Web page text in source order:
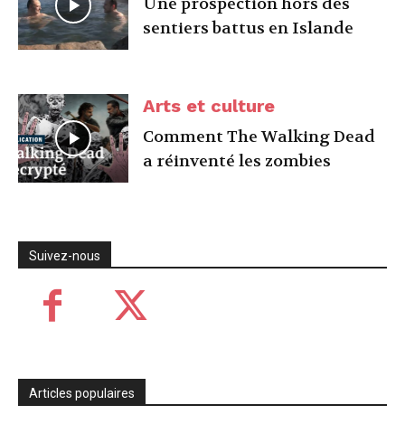
Une prospection hors des
sentiers battus en Islande
Arts et culture
Comment The Walking Dead
a réinventé les zombies
Suivez-nous
Articles populaires